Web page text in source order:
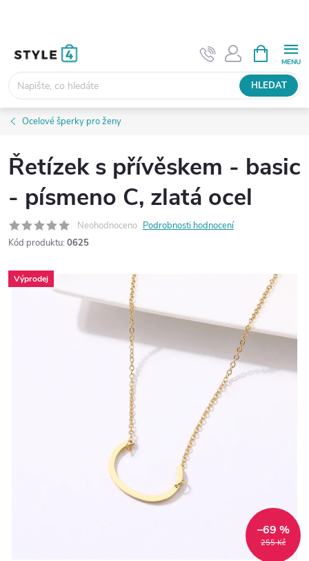
HLEDAT
NÁKUPNÍ
KOŠÍK
Ocelové šperky pro ženy
Řetízek s přívěskem - basic
- písmeno C, zlatá ocel
Neohodnoceno Podrobnosti hodnocení
Kód produktu: 0625
Výprodej
255 Kč
–69 %